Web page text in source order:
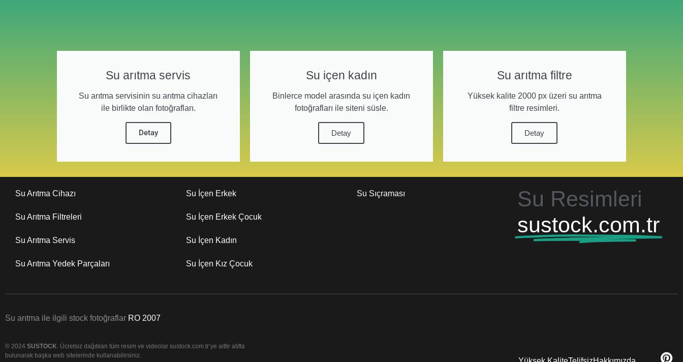
Su arıtma servis
Su arıtma servisinin su arıtma cihazları
ile birlikte olan fotoğrafları.
Detay
Su içen kadın
Binlerce model arasında su içen kadın
fotoğrafları ile siteni süsle.
Detay
Su arıtma filtre
Yüksek kalite 2000 px üzeri su arıtma
filtre resimleri.
Detay
Su Arıtma Cihazı
Su Arıtma Filtreleri
Su Arıtma Servis
Su Arıtma Yedek Parçaları
Su İçen Erkek
Su İçen Erkek Çocuk
Su İçen Kadın
Su İçen Kız Çocuk
Su Sıçraması
Su Resimleri
sustock.com.tr
Su arıtma ile ilgili stock fotoğraflar RO 2007
© 2024 SUSTOCK. Ücretsiz dağıtılan tüm resim ve videolar sustock.com.tr’ye aittir atıfta
bulunarak başka web sitelerinde kullanabilirsiniz.